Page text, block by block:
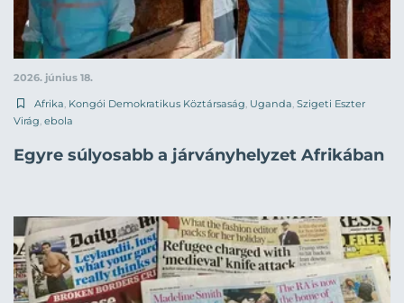
2026. június 18.
Afrika Kongói Demokratikus Köztársaság Uganda Szigeti Eszter
Virág ebola
Egyre súlyosabb a járványhelyzet Afrikában